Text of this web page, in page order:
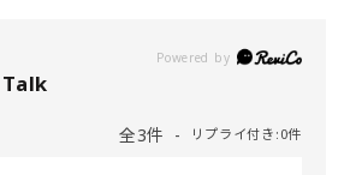
Powered by
全3件 リプライ付き:0件